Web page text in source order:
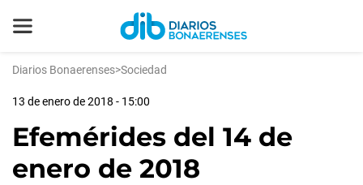
Diarios Bonaerenses>Sociedad
13 de enero de 2018 - 15:00
Efemérides del 14 de
enero de 2018